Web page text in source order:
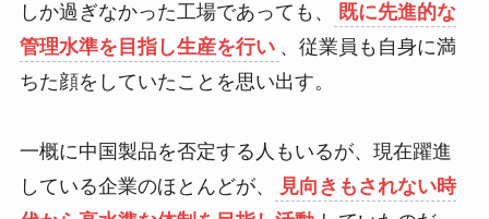
しか過ぎなかった工場であっても、
既に先進的な
管理水準を目指し生産を行い 、従業員も自身に満
ちた顔をしていたことを思い出す。
一概に中国製品を否定する人もいるが、現在躍進
している企業のほとんどが、
見向きもされない時